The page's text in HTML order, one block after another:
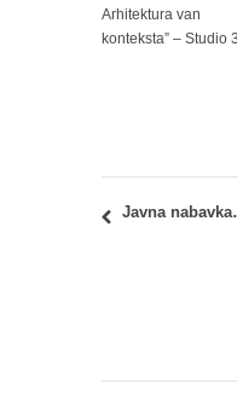
Arhitektura van
konteksta” – Studio
Javna nabavka